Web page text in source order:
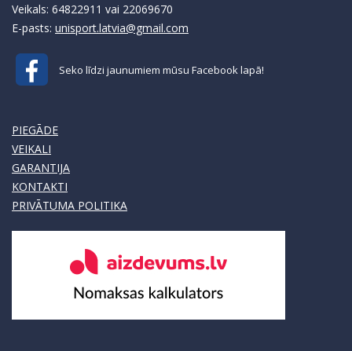
Veikals: 64822911 vai 22069670
E-pasts: unisport.latvia@gmail.com
Seko līdzi jaunumiem mūsu Facebook lapā!
PIEGĀDE
VEIKALI
GARANTIJA
KONTAKTI
PRIVĀTUMA POLITIKA